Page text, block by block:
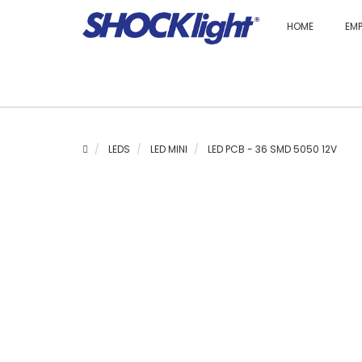
HOME
LEDS LED MINI LED PCB - 36 SMD 5050 12V